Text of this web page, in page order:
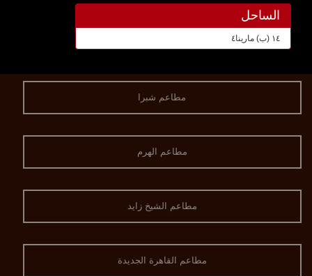
الساحل
١٤ (ب) مارينا٤
مطاعم شبرا
مطاعم الهرم
مطاعم الشيخ زايد
مطاعم القاهرة الجديدة